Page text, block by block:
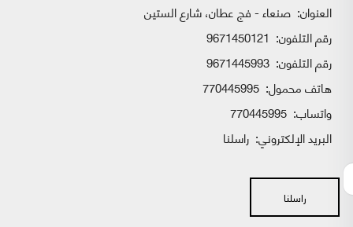
العنوان: صنعاء - فج عطان، شارع الستين
رقم التلفون: 9671450121
رقم التلفون: 9671445993
هاتف محمول: 770445995
واتساب:
البريد الإلكتروني: راسلنا
راسلنا